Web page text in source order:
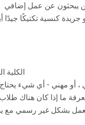
يبحثون عن عمل إضافي
كنسية تكتيكًا جيدًا
الكلية
، أو مهني - أي شيء يحتاج
ما إذا كان هناك طلاب
بشكل غير رسمي مع